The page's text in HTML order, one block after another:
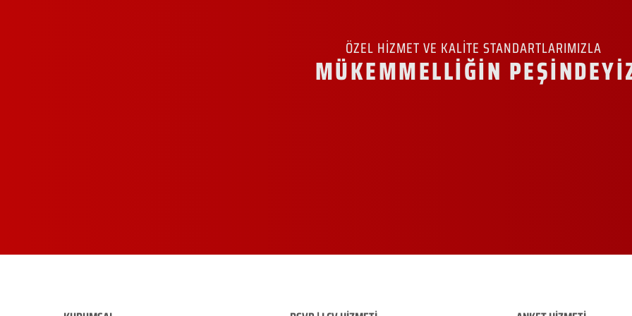
ÖZEL HİZMET VE KALİTE STANDARTLARIMIZLA
MÜKEMMELLİĞİN